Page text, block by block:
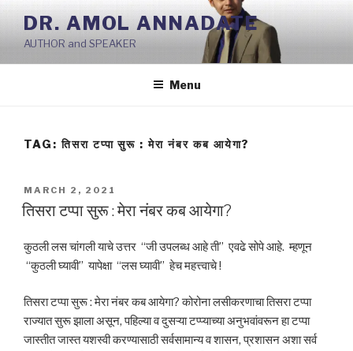
Skip
content
DR. AMOL ANNADATE
AUTHOR and SPEAKER
Menu
TAG:तिसरा टप्पा सुरू : मेरा नंबर कब आयेगा?
POSTED
ON
MARCH 2, 2021
तिसरा टप्पा सुरू : मेरा नंबर कब आयेगा?
कुठली लस चांगली याचे उत्तर “जी उपलब्ध आहे ती” एवढे सोपे आहे. म्हणून
“कुठली घ्यावी” यापेक्षा “लस घ्यावी” हेच महत्त्वाचे !
तिसरा टप्पा सुरू : मेरा नंबर कब आयेगा? कोरोना लसीकरणाचा तिसरा टप्पा
राज्यात सुरू झाला असून, पहिल्या व दुसऱ्या टप्प्याच्या अनुभवांवरून हा टप्पा
जास्तीत जास्त यशस्वी करण्यासाठी सर्वसामान्य व शासन, प्रशासन अशा सर्व